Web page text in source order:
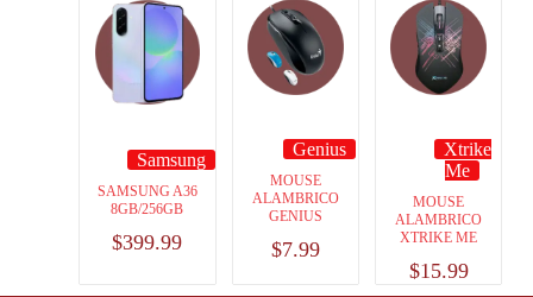
Samsung
SAMSUNG A36
8GB/256GB
$399.99
Genius
MOUSE
ALAMBRICO
GENIUS
$7.99
Xtrike
Me
MOUSE
ALAMBRICO
XTRIKE ME
$15.99